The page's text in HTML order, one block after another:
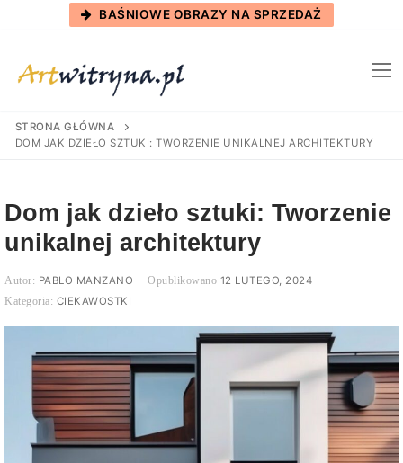
BAŚNIOWE OBRAZY NA SPRZEDAŻ
STRONA GŁÓWNA
DOM JAK DZIEŁO SZTUKI: TWORZENIE UNIKALNEJ ARCHITEKTURY
Dom jak dzieło sztuki: Tworzenie
unikalnej architektury
PABLO MANZANO
12 LUTEGO, 2024
CIEKAWOSTKI